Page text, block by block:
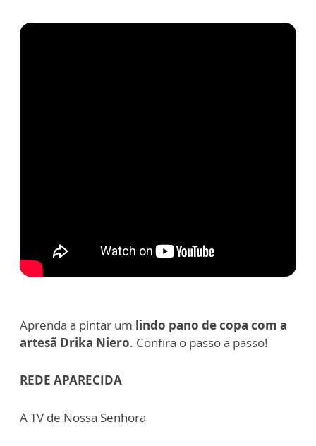
Aprenda a pintar um lindo pano de copa com a
artesã Drika Niero. Confira o passo a passo!
REDE APARECIDA
A TV de Nossa Senhora